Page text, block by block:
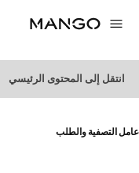
انتقل إلى المحتوى الرئيسي
عامل التصفية والطلب